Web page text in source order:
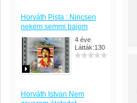
Horváth Pista : Nincsen
nekem semmi bajom
4 éve
Látták:130
Horváth Istvan Nem